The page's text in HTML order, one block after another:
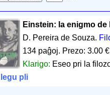
Einstein: la enigmo de
D. Pereira de Souza.
134 paĝoj. Prezo: 3.00 €
Klarigo: Eseo pri la
legu pli